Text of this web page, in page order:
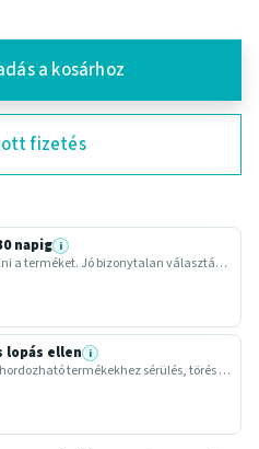
a kosárhoz
fizetés
napig i
Több idő otthon kipróbálni a terméket. Jó bizonytalan választásnál vagy ajándéknál.
lopás ellen i
Védelem drágább vagy hordozható termékekhez sérülés, törés vagy lopás esetére.